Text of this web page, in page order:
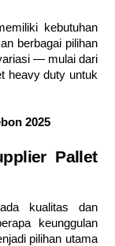
kebutuhan
berbagai pilihan
— mulai dari
heavy duty untuk
2025
Pallet
kualitas dan
keunggulan
pilihan utama